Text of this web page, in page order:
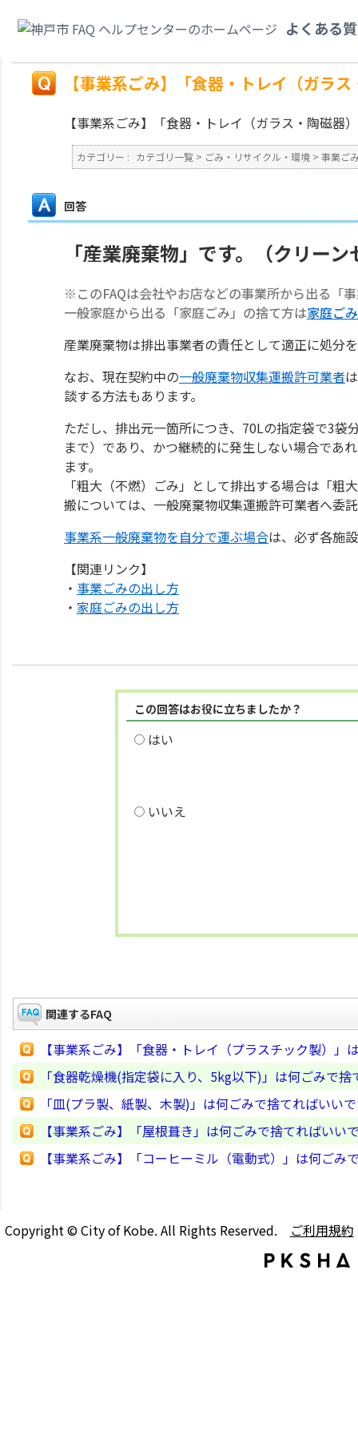
よくある
か？
【事業系ごみ】「食器・トレイ（ガラ
【事業系ごみ】「食器・トレイ（ガラス・陶磁器
カテゴリー : カテゴリ一覧 > ごみ・リサイクル・環境 > 事業ご
回答
「産業廃棄物」です。（クリー
※このFAQは会社やお店などの事業所から出る「
一般家庭から出る「家庭ごみ」の捨て方は家庭ご
産業廃棄物は排出事業者の責任として適正に処分
なお、現在契約中の一般廃棄物収集運搬許可業者
談する方法もあります。
ただし、排出元一箇所につき、70Lの指定袋で3
まで）であり、かつ継続的に発生しない場合であ
ます。
「粗大（不燃）ごみ」として排出する場合は「
搬については、一般廃棄物収集運搬許可業者へ委
事業系一般廃棄物を自分で運ぶ場合は、必ず各施
【関連リンク】
・ 事業ごみの出し方
・ 家庭ごみの出し方
この回答はお役に立ちましたか？
はい
いいえ
関連するFAQ
【事業系ごみ】「食器・トレイ（プラスチック製）」
「食器乾燥機(指定袋に入り、5kg以下)」は何ごみで
「皿(プラ製、紙製、木製)」は何ごみで捨てればいい
【事業系ごみ】「屋根葺き」は何ごみで捨てればいい
【事業系ごみ】「コーヒーミル（電動式）」は何ごみ
Copyright © City of Kobe. All Rights Reserved. ご利用規約